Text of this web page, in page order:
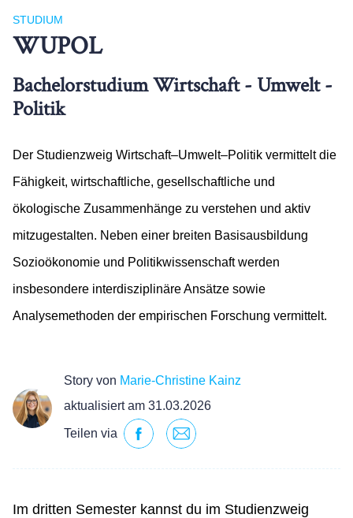
STUDIUM
WUPOL
Bachelorstudium Wirtschaft - Umwelt -
Politik
Der Studienzweig Wirtschaft–Umwelt–Politik vermittelt die
Fähigkeit, wirtschaftliche, gesellschaftliche und
ökologische Zusammenhänge zu verstehen und aktiv
mitzugestalten. Neben einer breiten Basisausbildung
Sozioökonomie und Politikwissenschaft werden
insbesondere interdisziplinäre Ansätze sowie
Analysemethoden der empirischen Forschung vermittelt.
Story von Marie-Christine Kainz
aktualisiert am 31.03.2026
Teilen via
Im dritten Semester kannst du im Studienzweig